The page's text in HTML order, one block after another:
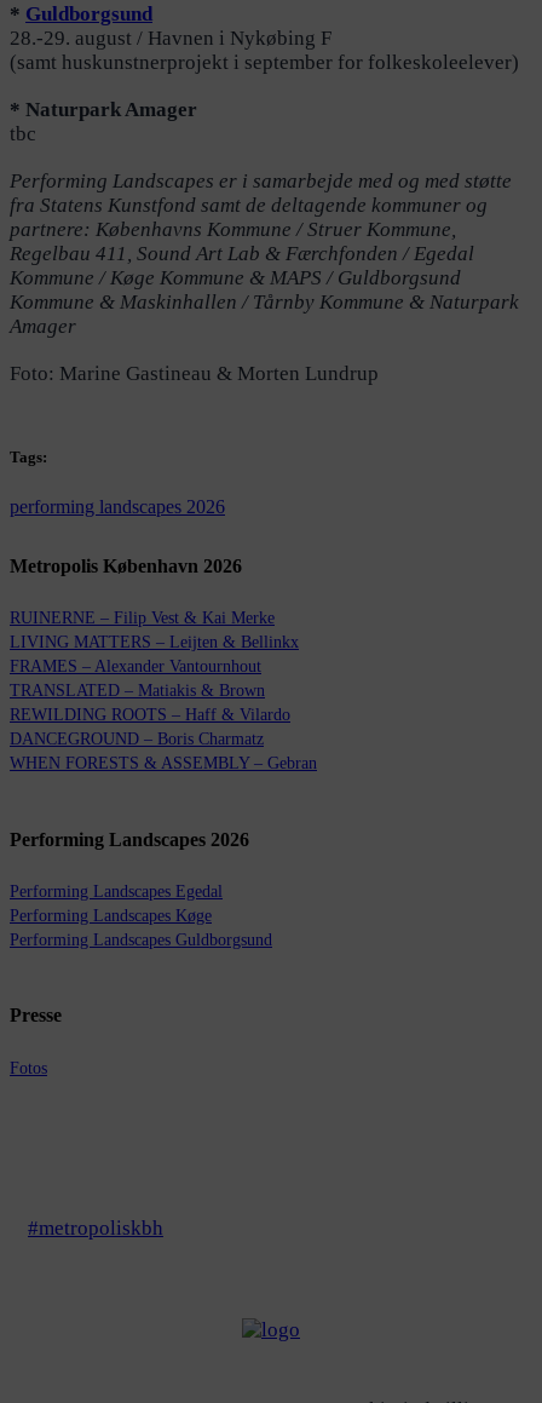
* Guldborgsund
28.-29. august / Havnen i Nykøbing F
(samt huskunstnerprojekt i september for folkeskoleelever)
* Naturpark Amager
tbc
Performing Landscapes er i samarbejde med og med støtte
fra Statens Kunstfond samt de deltagende kommuner og
partnere: Københavns Kommune / Struer Kommune,
Regelbau 411, Sound Art Lab & Færchfonden / Egedal
Kommune / Køge Kommune & MAPS / Guldborgsund
Kommune & Maskinhallen / Tårnby Kommune & Naturpark
Amager
Foto: Marine Gastineau & Morten Lundrup
Tags:
performing landscapes 2026
Metropolis København 2026
RUINERNE – Filip Vest & Kai Merke
LIVING MATTERS – Leijten & Bellinkx
FRAMES – Alexander Vantournhout
TRANSLATED – Matiakis & Brown
REWILDING ROOTS – Haff & Vilardo
DANCEGROUND – Boris Charmatz
WHEN FORESTS & ASSEMBLY – Gebran
Performing Landscapes 2026
Performing Landscapes Egedal
Performing Landscapes Køge
Performing Landscapes Guldborgsund
Presse
Fotos
#metropoliskbh